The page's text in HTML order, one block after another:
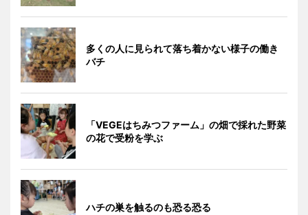
多くの人に見られて落ち着かない様子の働き
バチ
「VEGEはちみつファーム」の畑で採れた野菜
の花で受粉を学ぶ
ハチの巣を触るのも恐る恐る